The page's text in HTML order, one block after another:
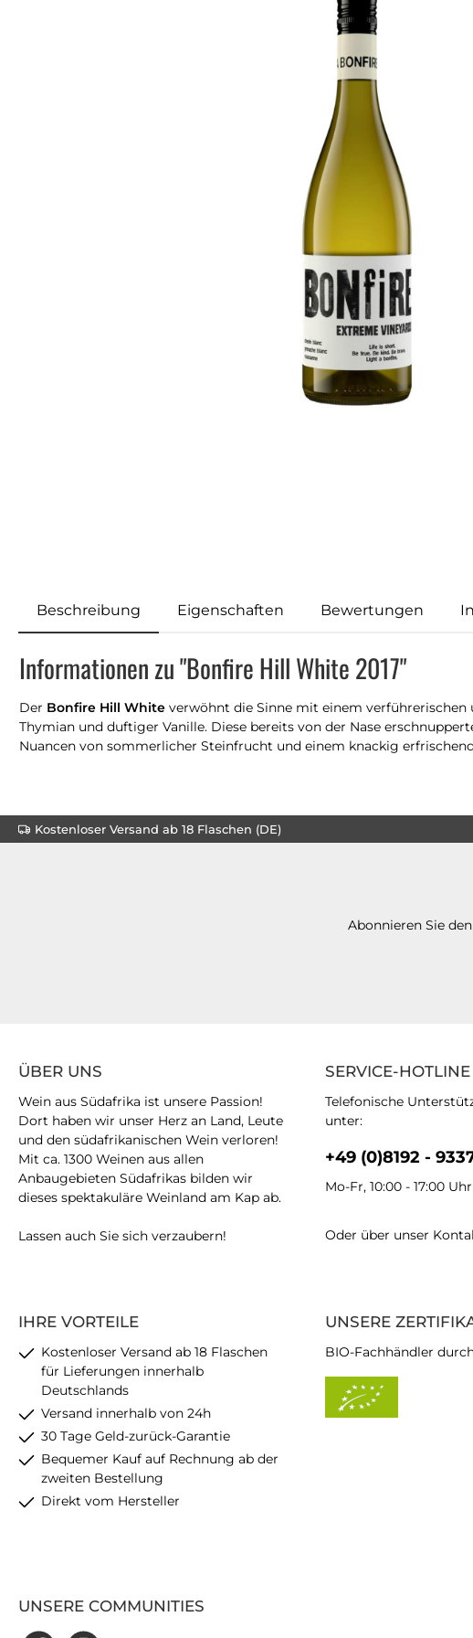
Beschreibung Eigenschaften Bewertungen
Informationen zu "Bonfire Hill White 2017"
Der Bonfire Hill White verwöhnt die Sinne mit einem
Thymian und duftiger Vanille. Diese bereits von der Nase
Nuancen von sommerlicher Steinfrucht und einem knackig
Kostenloser Versand ab 18 Flaschen (DE)
Abonnieren Sie
SERVICE-HOTLINE
Telefonische
unter:
+49 (0)8192 -
Mo-Fr, 10:00 - 17:00 Uhr
Oder über unser
IHRE VORTEILE
Kostenloser Versand ab 18 Flaschen
für Lieferungen innerhalb
Deutschlands
Versand innerhalb von 24h
30 Tage Geld-zurück-Garantie
Bequemer Kauf auf Rechnung ab der
zweiten Bestellung
Direkt vom Hersteller
ÜBER UNS
Wein aus Südafrika ist unsere Passion!
Dort haben wir unser Herz an Land, Leute
und den südafrikanischen Wein verloren!
Mit ca. 1300 Weinen aus allen
Anbaugebieten Südafrikas bilden wir
dieses spektakuläre Weinland am Kap ab.
Lassen auch Sie sich verzaubern!
UNSERE
BIO-Fachhändler
UNSERE COMMUNITIES